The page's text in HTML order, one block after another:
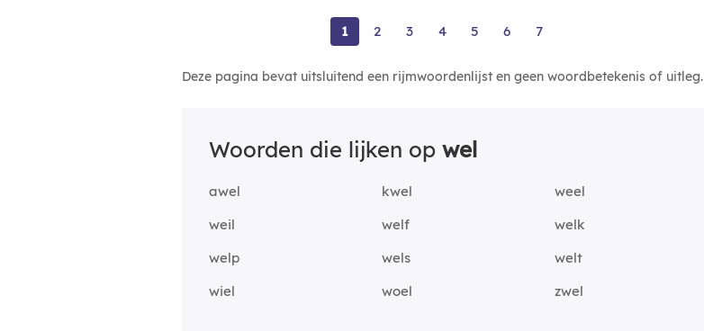
1 2 3 4 5 6 7
Deze pagina bevat uitsluitend een rijmwoordenlijst en geen woordbetekenis of uitleg.
Woorden die lijken op wel
awel kwel
weel
weil
welf
welk
welp
wels
welt
wiel
woel zwel